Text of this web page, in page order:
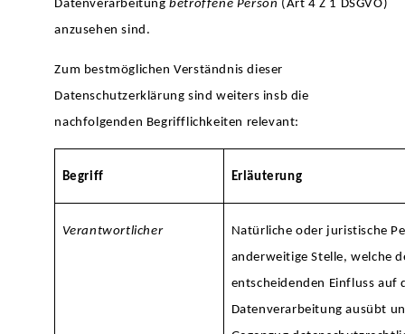
Datenverarbeitungbetroffene Person (Art 4 Z 1 DSGVO)
anzusehen sind.
Zum bestmöglichen Verständnis dieser
Datenschutzerklärung sind weiters insb die
nachfolgenden Begrifflichkeiten relevant:
Begriff Erläuterung
Verantwortlicher
Natürliche oder juristische
anderweitige Stelle, welche
entscheidenden Einfluss auf
Datenverarbeitung ausübt